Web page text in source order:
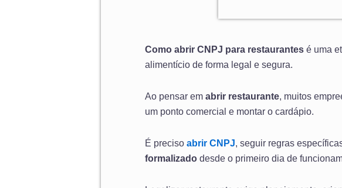
Como abrir CNPJ para restaurantes é uma
alimentício de forma legal e segura.
Ao pensar em abrir restaurante, muitos
um ponto comercial e montar o cardápio.
É preciso abrir CNPJ, seguir regras
formalizado desde o primeiro dia de